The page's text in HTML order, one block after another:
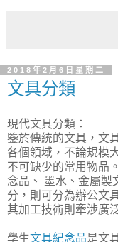
2018年2月6日星期二
文具分類
現代文具分類：
鑒於傳統的文具，文
各個領域，不論規模
不可缺少的常用物品
念品、 墨水、金屬製
分，則可分為辦公文
其加工技術則牽涉廣
學生文具紀念品是文